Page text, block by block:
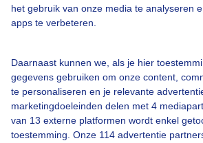
het gebruik van onze media te analyseren
apps te verbeteren.
Daarnaast kunnen we, als je hier
gegevens gebruiken om onze content,
te personaliseren en je relevante
marketingdoeleinden delen met 4
van 13 externe platformen wordt enkel
toestemming. Onze 114 advertentie